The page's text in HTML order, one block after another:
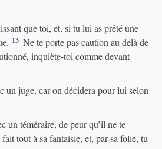
que toi, et, si tu lui as prêté une
13 Ne te porte pas caution au delà de
inquiète-toi comme devant
un juge, car on décidera pour lui selon
un téméraire, de peur qu’il ne te
tout à sa fantaisie, et, par sa folie, tu